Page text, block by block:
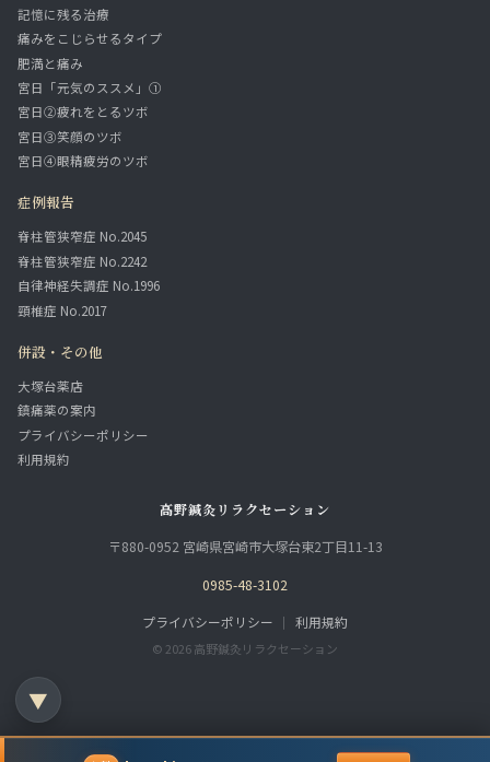
記憶に残る治療
痛みをこじらせるタイプ
肥満と痛み
宮日「元気のススメ」①
宮日②疲れをとるツボ
宮日③笑顔のツボ
宮日④眼精疲労のツボ
症例報告
脊柱管狭窄症 No.2045
脊柱管狭窄症 No.2242
自律神経失調症 No.1996
頸椎症 No.2017
併設・その他
大塚台薬店
鎮痛薬の案内
プライバシーポリシー
利用規約
高野鍼灸リラクセーション
〒880-0952 宮崎県宮崎市大塚台東2丁目11-13
0985-48-3102
プライバシーポリシー ｜ 利用規約
© 2026 高野鍼灸リラクセーション
▼